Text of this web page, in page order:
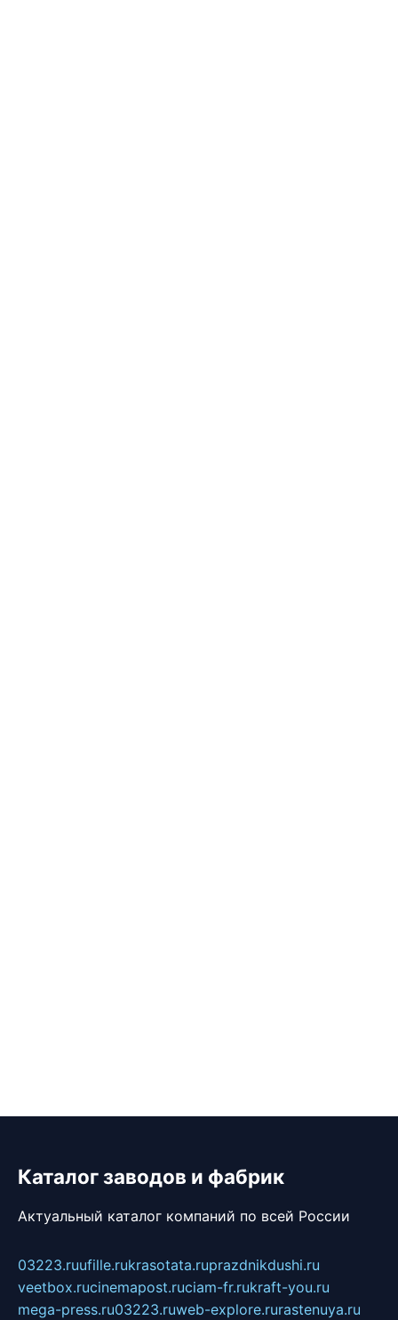
Каталог заводов и фабрик
Актуальный каталог компаний по всей России
03223.ruufille.rukrasotata.ruprazdnikdushi.ru
veetbox.rucinemapost.ruciam-fr.rukraft-you.ru
mega-press.ru03223.ruweb-explore.rurastenuya.ru